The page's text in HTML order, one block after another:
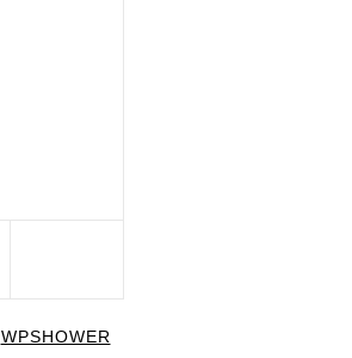
WPSHOWER